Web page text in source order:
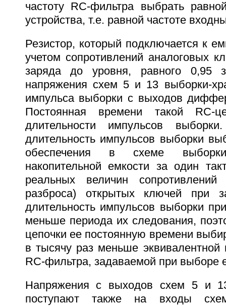
частоту RC-фильтра выбрать
устройства, т.е. равной частоте
Резистор, который подключается к
учетом сопротивлений аналоговых
заряда до уровня, равного 0,95
напряжения схем 5 и 13 выборки-
импульса выборки с выходов
Постоянная времени такой RC-
длительности импульсов
длительность импульсов выборки
обеспечения в схеме
накопительной емкости за один
реальных величин
разброса) открытых ключей при
длительность импульсов выборки
меньше периода их следования,
цепочки ее постоянную времени
в тысячу раз меньше эквивалентной
RC-фильтра, задаваемой при выборе
Напряжения с выходов схем 5 и
поступают также на входы